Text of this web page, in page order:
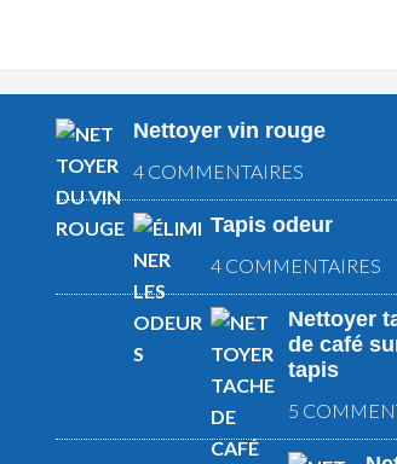
Nettoyer vin rouge
4 COMMENTAIRES
Tapis odeur
4 COMMENTAIRES
Nettoyer
de café
tapis
5